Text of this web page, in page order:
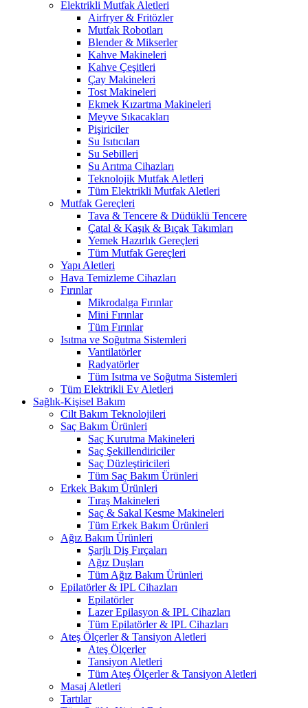
Elektrikli Mutfak Aletleri
Airfryer & Fritözler
Mutfak Robotları
Blender & Mikserler
Kahve Makineleri
Kahve Çeşitleri
Çay Makineleri
Tost Makineleri
Ekmek Kızartma Makineleri
Meyve Sıkacakları
Pişiriciler
Su Isıtıcıları
Su Sebilleri
Su Arıtma Cihazları
Teknolojik Mutfak Aletleri
Tüm Elektrikli Mutfak Aletleri
Mutfak Gereçleri
Tava & Tencere & Düdüklü Tencere
Çatal & Kaşık & Bıçak Takımları
Yemek Hazırlık Gereçleri
Tüm Mutfak Gereçleri
Yapı Aletleri
Hava Temizleme Cihazları
Fırınlar
Mikrodalga Fırınlar
Mini Fırınlar
Tüm Fırınlar
Isıtma ve Soğutma Sistemleri
Vantilatörler
Radyatörler
Tüm Isıtma ve Soğutma Sistemleri
Tüm Elektrikli Ev Aletleri
Sağlık-Kişisel Bakım
Cilt Bakım Teknolojileri
Saç Bakım Ürünleri
Saç Kurutma Makineleri
Saç Şekillendiriciler
Saç Düzleştiricileri
Tüm Saç Bakım Ürünleri
Erkek Bakım Ürünleri
Tıraş Makineleri
Saç & Sakal Kesme Makineleri
Tüm Erkek Bakım Ürünleri
Ağız Bakım Ürünleri
Şarjlı Diş Fırçaları
Ağız Duşları
Tüm Ağız Bakım Ürünleri
Epilatörler & IPL Cihazları
Epilatörler
Lazer Epilasyon & IPL Cihazları
Tüm Epilatörler & IPL Cihazları
Ateş Ölçerler & Tansiyon Aletleri
Ateş Ölçerler
Tansiyon Aletleri
Tüm Ateş Ölçerler & Tansiyon Aletleri
Masaj Aletleri
Tartılar